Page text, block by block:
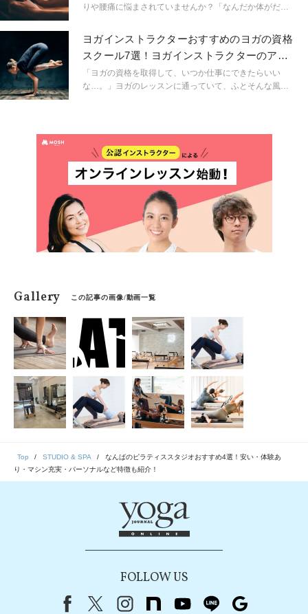
りや腰痛に悩まされていませんか？「なんだか体がだる
ればいいの？」そんなお悩みを持つあなたのために、ヨ
ガジャーナルオンラインが難波エリアで「本当に役立
つ」マッサージ・整体店を厳選しました。
ヨガインストラクターおすすめのヨガの資格
スクール7選！ヨガインストラクターのアン
ケートも紹介
「ヨガの資格を取得して、いつか仕事にできたらいい
な…。」ヨガのレッスンに通っていて、ふとそんな風に
格を持っていると実際の仕事に活かすことができるので
しょうか？編集部が実施した「現役ヨガインストラクタ
ー100人へのアンケート」をもとに、おすすめのヨガの
資格やヨガスクールをご紹介します。
Gallery この記事の画像/動画一覧
Top STUDIO & SPA
なんばのピラティススタジオおすすめ4選！安い・体験あ
り・マシン充実・パーソナルなど特徴も紹介！
FOLLOW US
FacebookX（旧Twitter）
instagram
note youtubeline